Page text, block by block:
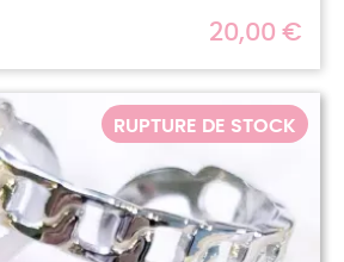
20,00 €
RUPTURE DE STOCK